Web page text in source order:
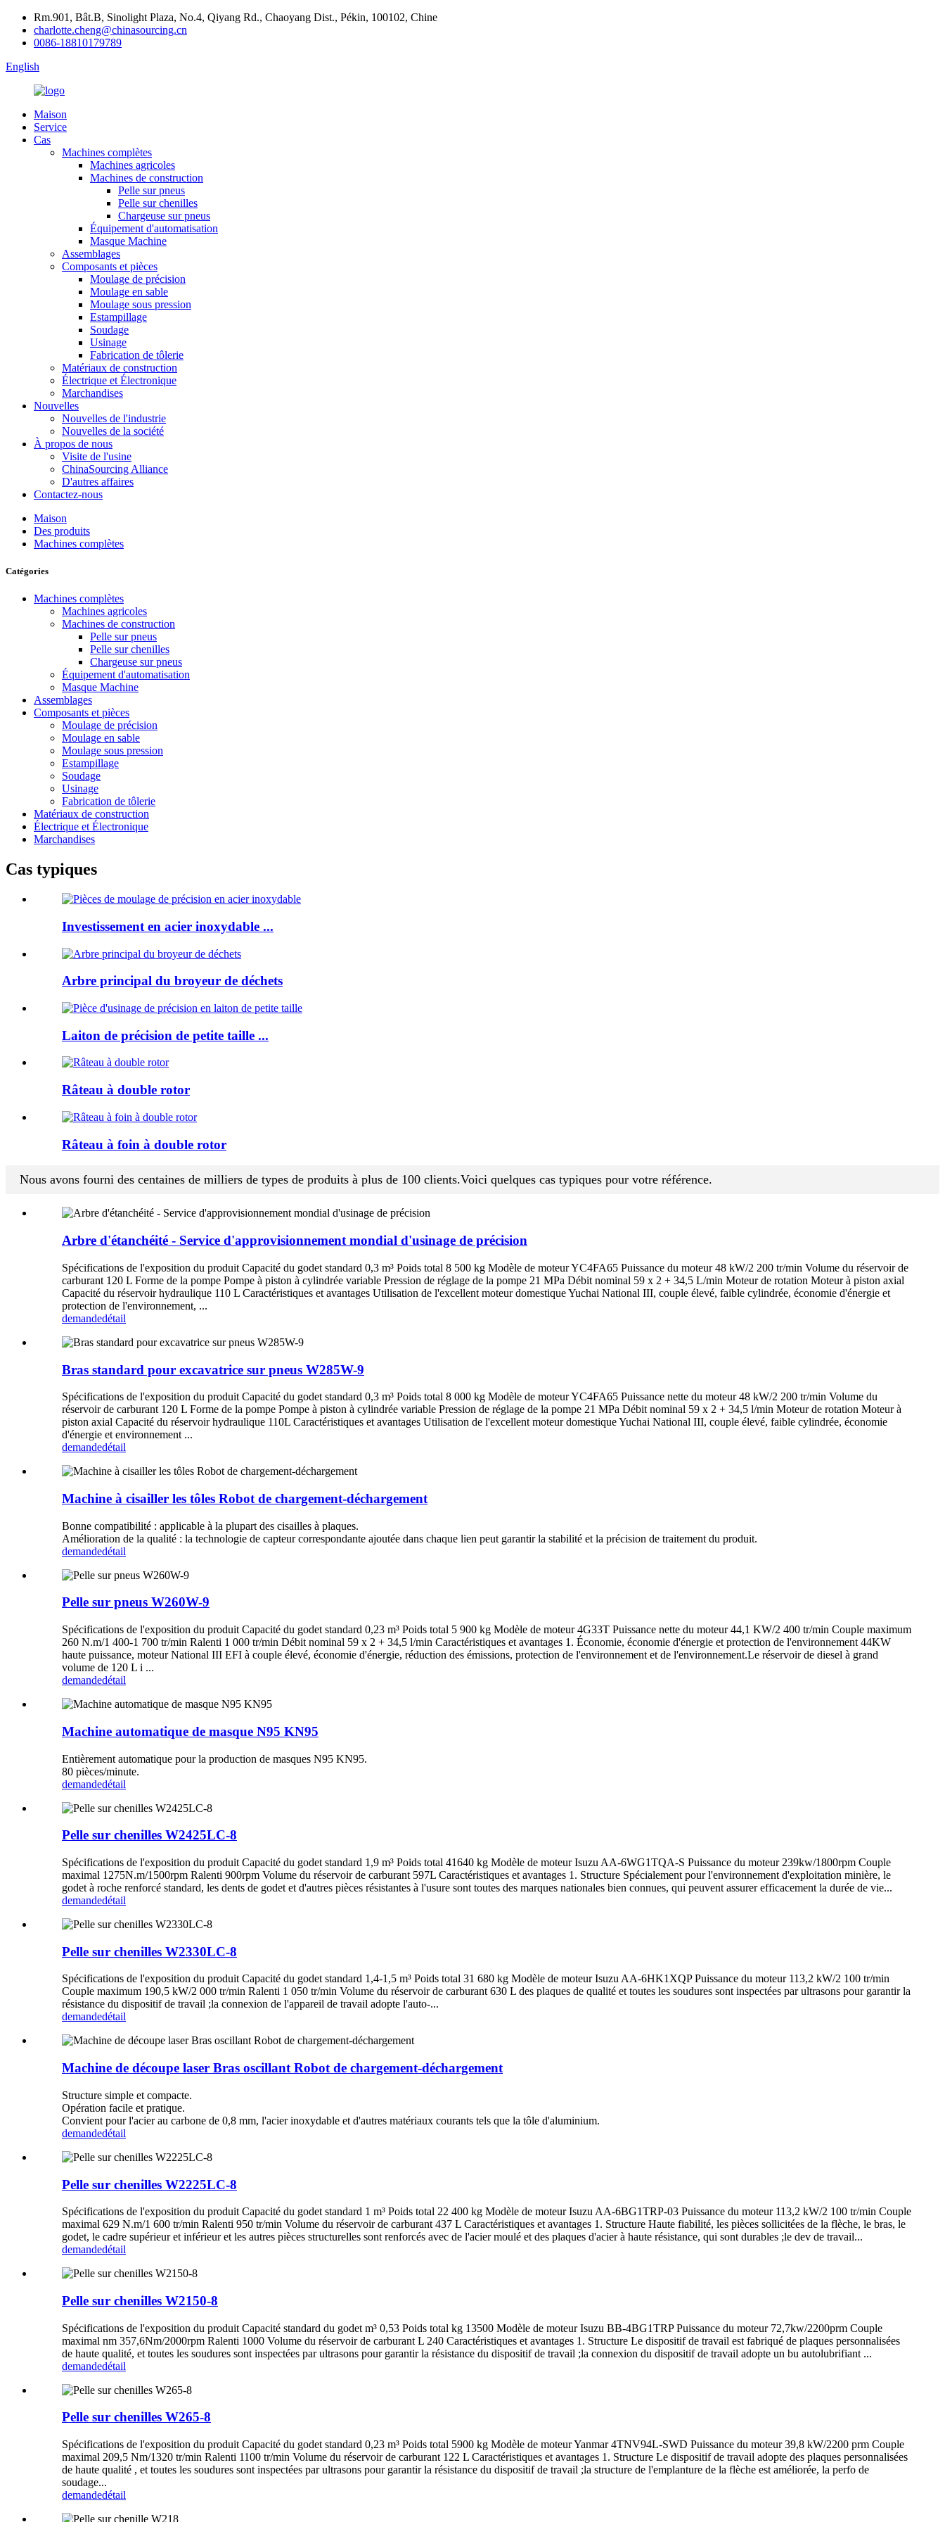
Rm.901, Bât.B, Sinolight Plaza, No.4, Qiyang Rd., Chaoyang Dist., Pékin, 100102, Chine
charlotte.cheng@chinasourcing.cn
0086-18810179789
English
Maison
Service
Cas
Machines complètes
Machines agricoles
Machines de construction
Pelle sur pneus
Pelle sur chenilles
Chargeuse sur pneus
Équipement d'automatisation
Masque Machine
Assemblages
Composants et pièces
Moulage de précision
Moulage en sable
Moulage sous pression
Estampillage
Soudage
Usinage
Fabrication de tôlerie
Matériaux de construction
Électrique et Électronique
Marchandises
Nouvelles
Nouvelles de l'industrie
Nouvelles de la société
À propos de nous
Visite de l'usine
ChinaSourcing Alliance
D'autres affaires
Contactez-nous
Maison
Des produits
Machines complètes
Catégories
Machines complètes
Machines agricoles
Machines de construction
Pelle sur pneus
Pelle sur chenilles
Chargeuse sur pneus
Équipement d'automatisation
Masque Machine
Assemblages
Composants et pièces
Moulage de précision
Moulage en sable
Moulage sous pression
Estampillage
Soudage
Usinage
Fabrication de tôlerie
Matériaux de construction
Électrique et Électronique
Marchandises
Cas typiques
Investissement en acier inoxydable ...
Arbre principal du broyeur de déchets
Laiton de précision de petite taille ...
Râteau à double rotor
Râteau à foin à double rotor
Nous avons fourni des centaines de milliers de types de produits à plus de 100 clients.Voici quelques cas typiques pour votre référence.
Arbre d'étanchéité - Service d'approvisionnement mondial d'usinage de précision
Spécifications de l'exposition du produit Capacité du godet standard 0,3 m³ Poids total 8 500 kg Modèle de moteur YC4FA65 Puissance du moteur 48 kW/2 200 tr/min Volume du réservoir de
carburant 120 L Forme de la pompe Pompe à piston à cylindrée variable Pression de réglage de la pompe 21 MPa Débit nominal 59 x 2 + 34,5 L/min Moteur de rotation Moteur à piston axial
Capacité du réservoir hydraulique 110 L Caractéristiques et avantages Utilisation de l'excellent moteur domestique Yuchai National III, couple élevé, faible cylindrée, économie d'énergie et
protection de l'environnement, ...
demandedétail
Bras standard pour excavatrice sur pneus W285W-9
Spécifications de l'exposition du produit Capacité du godet standard 0,3 m³ Poids total 8 000 kg Modèle de moteur YC4FA65 Puissance nette du moteur 48 kW/2 200 tr/min Volume du
réservoir de carburant 120 L Forme de la pompe Pompe à piston à cylindrée variable Pression de réglage de la pompe 21 MPa Débit nominal 59 x 2 + 34,5 l/min Moteur de rotation Moteur à
piston axial Capacité du réservoir hydraulique 110L Caractéristiques et avantages Utilisation de l'excellent moteur domestique Yuchai National III, couple élevé, faible cylindrée, économie
d'énergie et environnement ...
demandedétail
Machine à cisailler les tôles Robot de chargement-déchargement
Bonne compatibilité : applicable à la plupart des cisailles à plaques.
Amélioration de la qualité : la technologie de capteur correspondante ajoutée dans chaque lien peut garantir la stabilité et la précision de traitement du produit.
demandedétail
Pelle sur pneus W260W-9
Spécifications de l'exposition du produit Capacité du godet standard 0,23 m³ Poids total 5 900 kg Modèle de moteur 4G33T Puissance nette du moteur 44,1 KW/2 400 tr/min Couple maximum
260 N.m/1 400-1 700 tr/min Ralenti 1 000 tr/min Débit nominal 59 x 2 + 34,5 l/min Caractéristiques et avantages 1. Économie, économie d'énergie et protection de l'environnement 44KW
haute puissance, moteur National III EFI à couple élevé, économie d'énergie, réduction des émissions, protection de l'environnement et de l'environnement.Le réservoir de diesel à grand
volume de 120 L i ...
demandedétail
Machine automatique de masque N95 KN95
Entièrement automatique pour la production de masques N95 KN95.
80 pièces/minute.
demandedétail
Pelle sur chenilles W2425LC-8
Spécifications de l'exposition du produit Capacité du godet standard 1,9 m³ Poids total 41640 kg Modèle de moteur Isuzu AA-6WG1TQA-S Puissance du moteur 239kw/1800rpm Couple
maximal 1275N.m/1500rpm Ralenti 900rpm Volume du réservoir de carburant 597L Caractéristiques et avantages 1. Structure Spécialement pour l'environnement d'exploitation minière, le
godet à roche renforcé standard, les dents de godet et d'autres pièces résistantes à l'usure sont toutes des marques nationales bien connues, qui peuvent assurer efficacement la durée de vie...
demandedétail
Pelle sur chenilles W2330LC-8
Spécifications de l'exposition du produit Capacité du godet standard 1,4-1,5 m³ Poids total 31 680 kg Modèle de moteur Isuzu AA-6HK1XQP Puissance du moteur 113,2 kW/2 100 tr/min
Couple maximum 190,5 kW/2 000 tr/min Ralenti 1 050 tr/min Volume du réservoir de carburant 630 L des plaques de qualité et toutes les soudures sont inspectées par ultrasons pour garantir la
résistance du dispositif de travail ;la connexion de l'appareil de travail adopte l'auto-...
demandedétail
Machine de découpe laser Bras oscillant Robot de chargement-déchargement
Structure simple et compacte.
Opération facile et pratique.
Convient pour l'acier au carbone de 0,8 mm, l'acier inoxydable et d'autres matériaux courants tels que la tôle d'aluminium.
demandedétail
Pelle sur chenilles W2225LC-8
Spécifications de l'exposition du produit Capacité du godet standard 1 m³ Poids total 22 400 kg Modèle de moteur Isuzu AA-6BG1TRP-03 Puissance du moteur 113,2 kW/2 100 tr/min Couple
maximal 629 N.m/1 600 tr/min Ralenti 950 tr/min Volume du réservoir de carburant 437 L Caractéristiques et avantages 1. Structure Haute fiabilité, les pièces sollicitées de la flèche, le bras, le
godet, le cadre supérieur et inférieur et les autres pièces structurelles sont renforcés avec de l'acier moulé et des plaques d'acier à haute résistance, qui sont durables ;le dev de travail...
demandedétail
Pelle sur chenilles W2150-8
Spécifications de l'exposition du produit Capacité standard du godet m³ 0,53 Poids total kg 13500 Modèle de moteur Isuzu BB-4BG1TRP Puissance du moteur 72,7kw/2200prm Couple
maximal nm 357,6Nm/2000rpm Ralenti 1000 Volume du réservoir de carburant L 240 Caractéristiques et avantages 1. Structure Le dispositif de travail est fabriqué de plaques personnalisées
de haute qualité, et toutes les soudures sont inspectées par ultrasons pour garantir la résistance du dispositif de travail ;la connexion du dispositif de travail adopte un bu autolubrifiant ...
demandedétail
Pelle sur chenilles W265-8
Spécifications de l'exposition du produit Capacité du godet standard 0,23 m³ Poids total 5900 kg Modèle de moteur Yanmar 4TNV94L-SWD Puissance du moteur 39,8 kW/2200 prm Couple
maximal 209,5 Nm/1320 tr/min Ralenti 1100 tr/min Volume du réservoir de carburant 122 L Caractéristiques et avantages 1. Structure Le dispositif de travail adopte des plaques personnalisées
de haute qualité , et toutes les soudures sont inspectées par ultrasons pour garantir la résistance du dispositif de travail ;la structure de l'emplanture de la flèche est améliorée, la perfo de
soudage...
demandedétail